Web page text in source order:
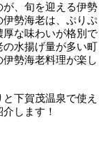
、旬を迎える伊勢
勢海老は、ぷりぷ
厚な味わいが格別で
水揚げ量が多い町
勢海老料理が楽し
下賀茂温泉で使え
します！